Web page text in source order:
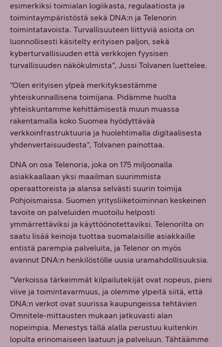
esimerkiksi toimialan logiikasta, regulaatiosta ja
toimintaympäristöstä sekä DNA:n ja Telenorin
toimintatavoista. Turvallisuuteen liittyviä asioita on
luonnollisesti käsitelty erityisen paljon, sekä
kyberturvallisuuden että verkkojen fyysisen
turvallisuuden näkökulmista”, Jussi Tolvanen luettelee.
”Olen erityisen ylpeä merkityksestämme
yhteiskunnallisena toimijana. Pidämme huolta
yhteiskuntamme kehittämisestä muun muassa
rakentamalla koko Suomea hyödyttävää
verkkoinfrastruktuuria ja huolehtimalla digitaalisesta
yhdenvertaisuudesta”, Tolvanen painottaa.
DNA on osa Telenoria, joka on 175 miljoonalla
asiakkaallaan yksi maailman suurimmista
operaattoreista ja alansa selvästi suurin toimija
Pohjoismaissa. Suomen yritysliiketoiminnan keskeinen
tavoite on palveluiden muotoilu helposti
ymmärrettäviksi ja käyttöönotettaviksi. Telenorilta on
saatu lisää keinoja tuottaa suomalaisille asiakkaille
entistä parempia palveluita, ja Telenor on myös
avannut DNA:n henkilöstölle uusia uramahdollisuuksia.
”Verkoissa tärkeimmät kilpailutekijät ovat nopeus, pieni
viive ja toimintavarmuus, ja olemme ylpeitä siitä, että
DNA:n verkot ovat suurissa kaupungeissa tehtävien
Omnitele-mittausten mukaan jatkuvasti alan
nopeimpia. Menestys tällä alalla perustuu kuitenkin
lopulta erinomaiseen laatuun ja palveluun. Tähtäämme